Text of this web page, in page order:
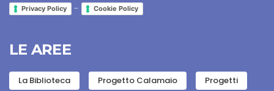
Privacy Policy - Cookie Policy
LE AREE
La Biblioteca Progetto Calamaio Progetti